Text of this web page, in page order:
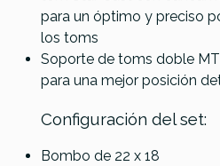
para un óptimo y preciso
los toms
Soporte de toms doble
para una mejor posición
Configuración del set:
Bombo de 22 x 18